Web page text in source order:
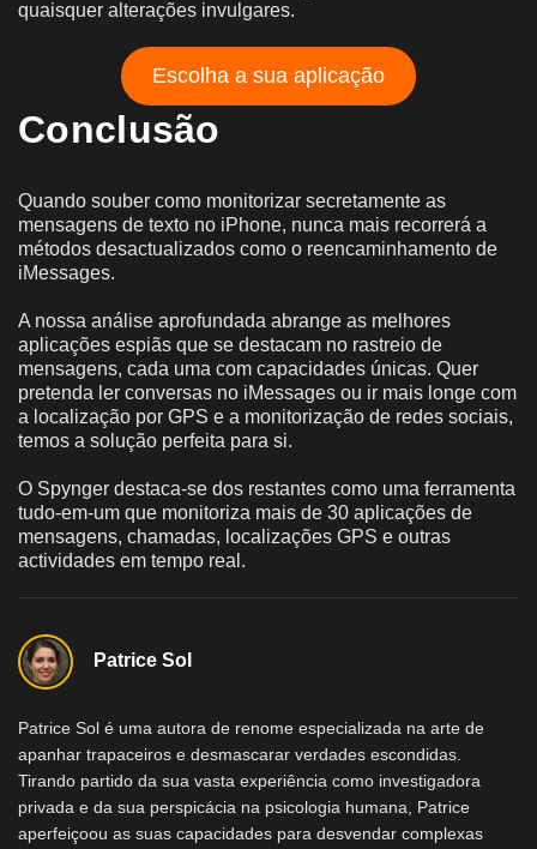
quaisquer alterações invulgares.
Escolha a sua aplicação
Conclusão
Quando souber como monitorizar secretamente as
mensagens de texto no iPhone, nunca mais recorrerá a
métodos desactualizados como o reencaminhamento de
iMessages.
A nossa análise aprofundada abrange as melhores
aplicações espiãs que se destacam no rastreio de
mensagens, cada uma com capacidades únicas. Quer
pretenda ler conversas no iMessages ou ir mais longe com
a localização por GPS e a monitorização de redes sociais,
temos a solução perfeita para si.
O Spynger destaca-se dos restantes como uma ferramenta
tudo-em-um que monitoriza mais de 30 aplicações de
mensagens, chamadas, localizações GPS e outras
actividades em tempo real.
Patrice Sol
Patrice Sol é uma autora de renome especializada na arte de
apanhar trapaceiros e desmascarar verdades escondidas.
Tirando partido da sua vasta experiência como investigadora
privada e da sua perspicácia na psicologia humana, Patrice
aperfeiçoou as suas capacidades para desvendar complexas